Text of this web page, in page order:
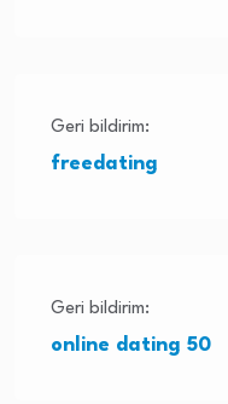
Geri bildirim:
freedating
Geri bildirim:
online dating 50